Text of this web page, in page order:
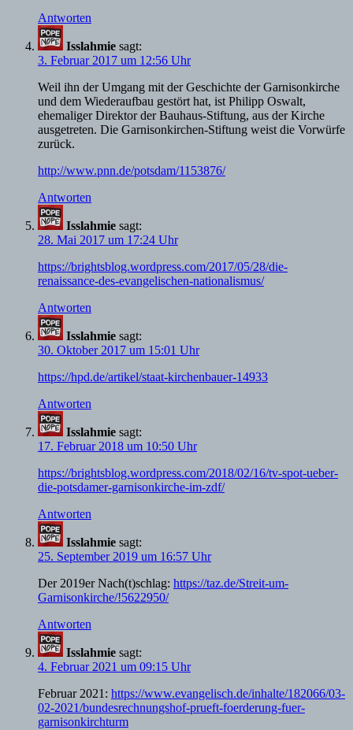
Antworten
Isslahmie sagt:
3. Februar 2017 um 12:56 Uhr
Weil ihn der Umgang mit der Geschichte der Garnisonkirche
und dem Wiederaufbau gestört hat, ist Philipp Oswalt,
ehemaliger Direktor der Bauhaus-Stiftung, aus der Kirche
ausgetreten. Die Garnisonkirchen-Stiftung weist die Vorwürfe
zurück.
http://www.pnn.de/potsdam/1153876/
Antworten
Isslahmie sagt:
28. Mai 2017 um 17:24 Uhr
https://brightsblog.wordpress.com/2017/05/28/die-
renaissance-des-evangelischen-nationalismus/
Antworten
Isslahmie sagt:
30. Oktober 2017 um 15:01 Uhr
https://hpd.de/artikel/staat-kirchenbauer-14933
Antworten
Isslahmie sagt:
17. Februar 2018 um 10:50 Uhr
https://brightsblog.wordpress.com/2018/02/16/tv-spot-ueber-
die-potsdamer-garnisonkirche-im-zdf/
Antworten
Isslahmie sagt:
25. September 2019 um 16:57 Uhr
Der 2019er Nach(t)schlag: https://taz.de/Streit-um-
Garnisonkirche/!5622950/
Antworten
Isslahmie sagt:
4. Februar 2021 um 09:15 Uhr
Februar 2021: https://www.evangelisch.de/inhalte/182066/03-
02-2021/bundesrechnungshof-prueft-foerderung-fuer-
garnisonkirchturm